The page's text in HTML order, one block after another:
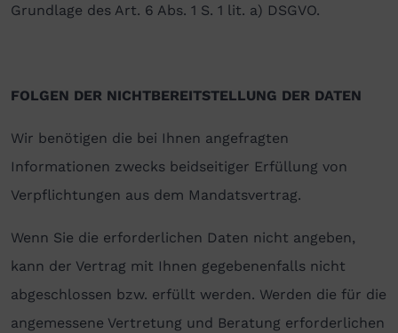
Grundlage des Art. 6 Abs. 1 S. 1 lit. a) DSGVO.
FOLGEN DER NICHTBEREITSTELLUNG DER DATEN
Wir benötigen die bei Ihnen angefragten
Informationen zwecks beidseitiger Erfüllung von
Verpflichtungen aus dem Mandatsvertrag.
Wenn Sie die erforderlichen Daten nicht angeben,
kann der Vertrag mit Ihnen gegebenenfalls nicht
abgeschlossen bzw. erfüllt werden. Werden die für die
angemessene Vertretung und Beratung erforderlichen